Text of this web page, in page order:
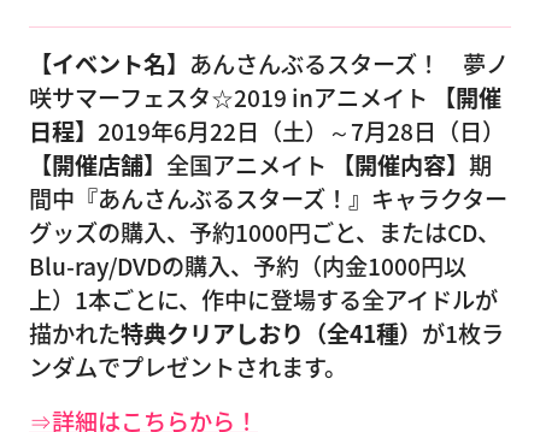
【イベント名】 あんさんぶるスターズ！ 夢ノ
咲サマーフェスタ☆2019 inアニメイト
【開催
日程】 2019年6月22日（土）～7月28日（日）
【開催店舗】 全国アニメイト 【開催内容】 期
間中『あんさんぶるスターズ！』キャラクター
グッズの購入、予約1000円ごと、またはCD、
Blu-ray/DVDの購入、予約（内金1000円以
上）1本ごとに、作中に登場する全アイドルが
描かれた特典クリアしおり（全41種） が1枚ラ
ンダムでプレゼントされます。
⇒詳細はこちらから！